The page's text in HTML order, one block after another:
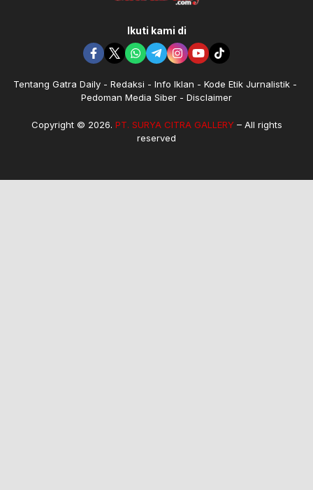
Ikuti kami di
Tentang Gatra Daily Redaksi Info Iklan
Kode Etik Jurnalistik
Pedoman Media Siber
Disclaimer
Copyright © 2026. PT. SURYA CITRA GALLERY– All rights
reserved